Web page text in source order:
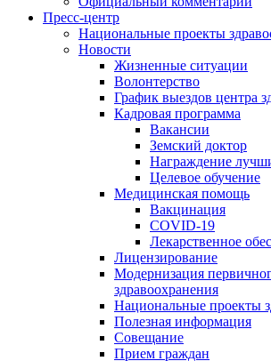
Пресс-центр
Национальные проекты
Новости
Жизненные ситуации
Волонтерство
График выездов центра
Кадровая программа
Вакансии
Земский доктор
Награждение
Целевое обучение
Медицинская помощь
Вакцинация
COVID-19
Лекарственное
Лицензирование
Модернизация
здравоохранения
Национальные проекты
Полезная информация
Совещание
Прием граждан